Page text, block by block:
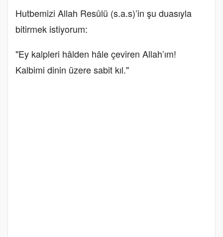
Hutbemizi Allah Resûlü (s.a.s)’in şu duasıyla
bitirmek istiyorum:
"Ey kalpleri hâlden hâle çeviren Allah’ım!
Kalbimi dinin üzere sabit kıl."